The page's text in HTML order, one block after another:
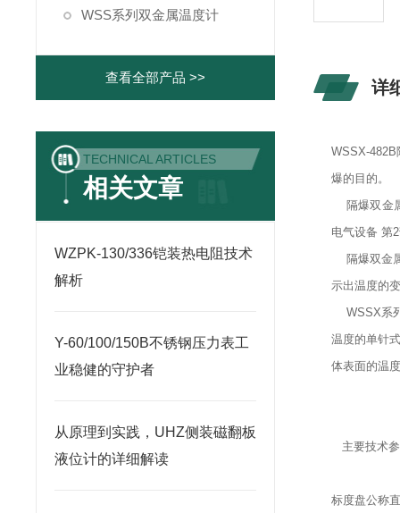
WSS系列双金属温度计
查看全部产品 >>
TECHNICAL ARTICLES
相关文章
WZPK-130/336铠装热电阻技术
解析
Y-60/100/150B不锈钢压力表工
业稳健的守护者
从原理到实践，UHZ侧装磁翻板
液位计的详细解读
详
WSSX-
爆的目的。
隔爆双金
电气设备 第
隔爆双金
示出温度的
WSSX系列
温度的单针
体表面的温
主要技术
标度盘公称